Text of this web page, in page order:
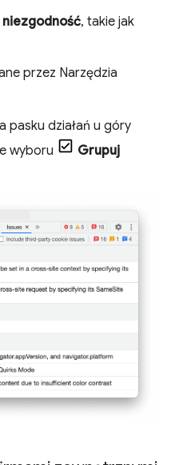
, takie jak
przez Narzędzia
pasku działań u góry
wyboru
Grupuj